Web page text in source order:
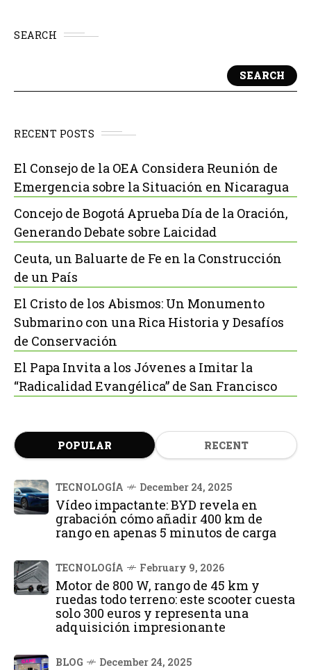
SEARCH
SEARCH
RECENT POSTS
El Consejo de la OEA Considera Reunión de
Emergencia sobre la Situación en Nicaragua
Concejo de Bogotá Aprueba Día de la Oración,
Generando Debate sobre Laicidad
Ceuta, un Baluarte de Fe en la Construcción
de un País
El Cristo de los Abismos: Un Monumento
Submarino con una Rica Historia y Desafíos
de Conservación
El Papa Invita a los Jóvenes a Imitar la
“Radicalidad Evangélica” de San Francisco
POPULAR RECENT
TECNOLOGÍA December 24, 2025
Vídeo impactante: BYD revela en
grabación cómo añadir 400 km de
rango en apenas 5 minutos de carga
TECNOLOGÍA February 9, 2026
Motor de 800 W, rango de 45 km y
ruedas todo terreno: este scooter cuesta
solo 300 euros y representa una
adquisición impresionante
BLOG December 24, 2025